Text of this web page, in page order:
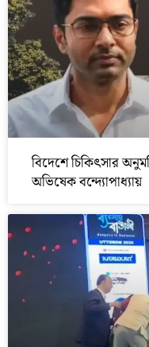
বিদেশে চিকিৎসার
অভিষেক বন্দ্যোপাধ্যায়